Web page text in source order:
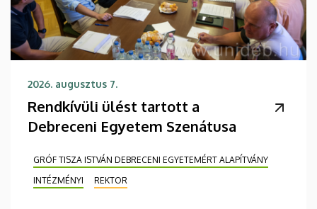
2026. augusztus 7.
Rendkívüli ülést tartott a
Debreceni Egyetem Szenátusa
GRÓF TISZA ISTVÁN DEBRECENI EGYETEMÉRT ALAPÍTVÁNY
INTÉZMÉNYI
REKTOR